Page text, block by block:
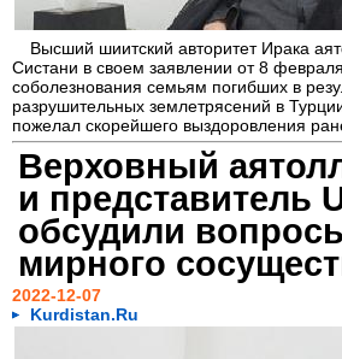
Высший шиитский авторитет Ирака
Систани в своем заявлении от 8
соболезнования семьям погибших в
разрушительных землетрясений в
пожелал скорейшего выздоровления
Верховный
и представитель
обсудили
мирного
2022-12-07
Kurdistan.Ru